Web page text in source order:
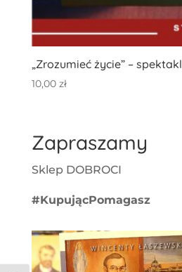
„Zrozumieć życie” – spektakl
10,00 zł
Zapraszamy
Sklep DOBROCI
#KupującPomagasz